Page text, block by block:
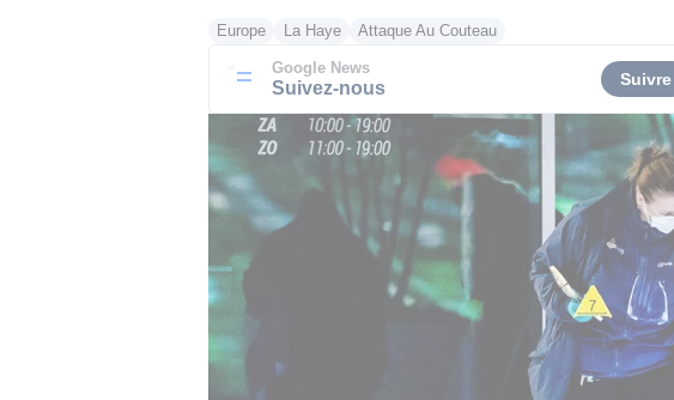
Europe La Haye Attaque Au Couteau
Google News
Suivez-nous Suivre